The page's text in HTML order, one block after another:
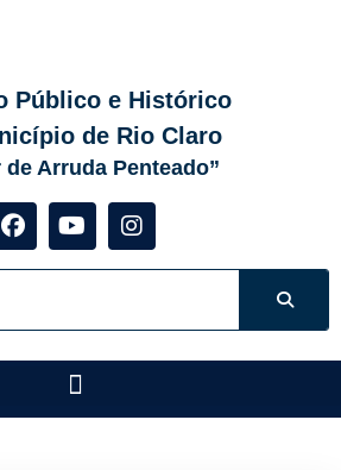
Público e Histórico
de Rio Claro
de Arruda Penteado”